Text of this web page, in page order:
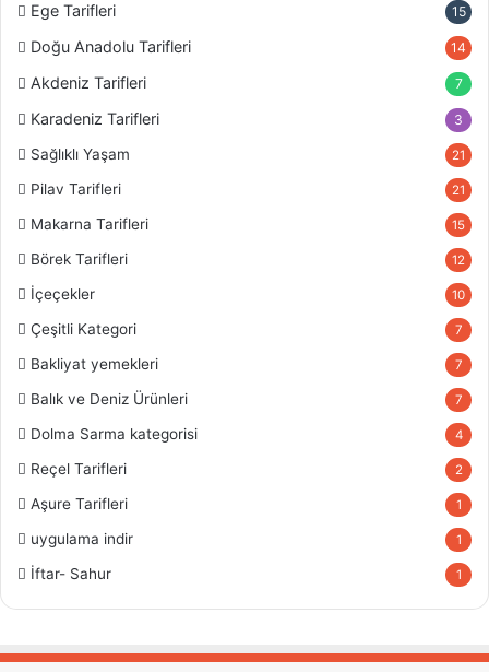
Ege Tarifleri 15
Doğu Anadolu Tarifleri 14
Akdeniz Tarifleri 7
Karadeniz Tarifleri 3
Sağlıklı Yaşam 21
Pilav Tarifleri 21
Makarna Tarifleri 15
Börek Tarifleri 12
İçeçekler 10
Çeşitli Kategori 7
Bakliyat yemekleri 7
Balık ve Deniz Ürünleri 7
Dolma Sarma kategorisi 4
Reçel Tarifleri 2
Aşure Tarifleri 1
uygulama indir 1
İftar- Sahur 1